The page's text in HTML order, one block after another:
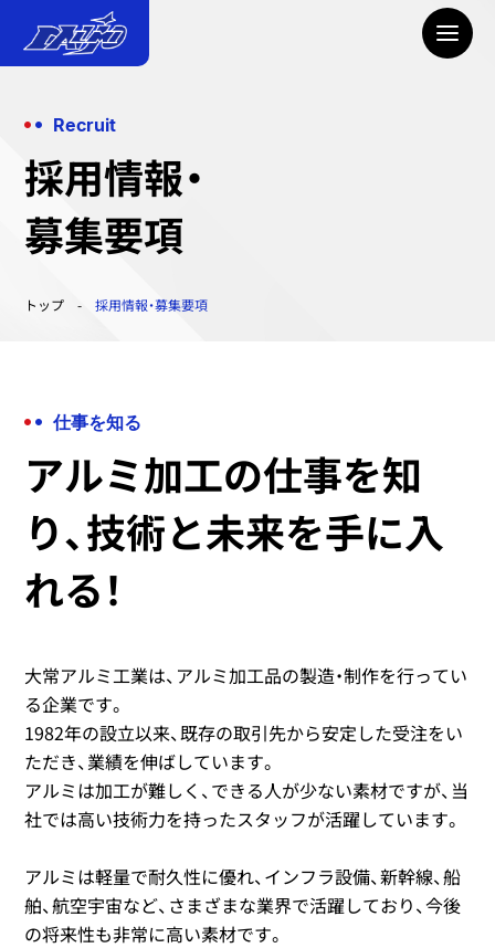
Recruit
採用情報・
募集要項
トップ 採用情報・募集要項
仕事を知る
アルミ加工の仕事を知
り、技術と未来を手に入
れる！
大常アルミ工業は、アルミ加工品の製造・制作を行ってい
る企業です。
1982年の設立以来、既存の取引先から安定した受注をい
ただき、業績を伸ばしています。
アルミは加工が難しく、できる人が少ない素材ですが、当
社では高い技術力を持ったスタッフが活躍しています。
アルミは軽量で耐久性に優れ、インフラ設備、新幹線、船
舶、航空宇宙など、さまざまな業界で活躍しており、今後
の将来性も非常に高い素材です。